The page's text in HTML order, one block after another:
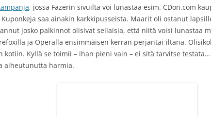
, jossa Fazerin sivuilta voi lunastaa esim. CDon.com
saa ainakin karkkipusseista. Maarit oli ostanut
josko palkinnot olisivat sellaisia, että niitä voisi lunastaa
ja Operalla ensimmäisen kerran perjantai-iltana.
kotiin. Kyllä se toimii – ihan pieni vain – ei sitä tarvitse
aiheutunutta harmia.